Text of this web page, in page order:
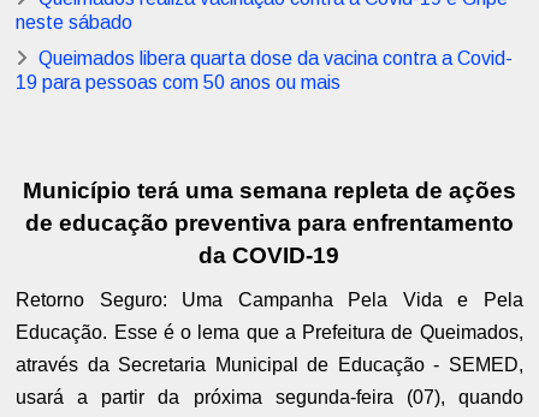
neste sábado
Queimados libera quarta dose da vacina contra a Covid-
19 para pessoas com 50 anos ou mais
Município terá uma semana repleta de ações
de educação preventiva para enfrentamento
da COVID-19
Retorno Seguro: Uma Campanha Pela Vida e Pela
Educação. Esse é o lema que a Prefeitura de Queimados,
através da Secretaria Municipal de Educação - SEMED,
usará a partir da próxima segunda-feira (07), quando